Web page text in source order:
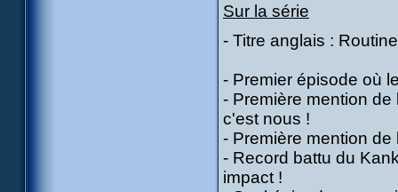
Sur la série
- Titre anglais : Routine
- Premier épisode où
- Première mention
c'est nous !
- Première mention
- Record battu du
impact !